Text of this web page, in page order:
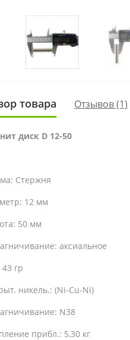
товара Отзывов (1)
диск D 12-50
Стержня
12 мм
50 мм
аксиальное
43 гр
никель.: (Ni-Cu-Ni)
N38
прибл.: 5,30 кг